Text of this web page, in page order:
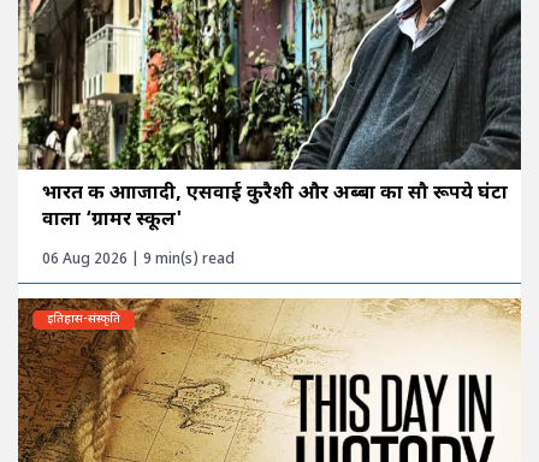
भारत की आाजादी, एसवाई कुरैशी और अब्बा का सौ रूपये घंटा
वाला ‘ग्रामर स्कूल'
06 Aug 2026 | 9 min(s) read
इतिहास-संस्कृति